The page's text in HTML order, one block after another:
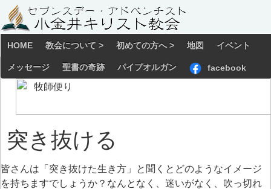
HOME 教会について > 初めての方へ > 地図 イベント
メッセージ 聖書の奇跡 パイプオルガン facebook
突き抜ける
皆さんは「突き抜けた生き方」と聞くとどのようなイメージ
を持ちますでしょうか？なんとなく、迷いがなく、吹っ切れ